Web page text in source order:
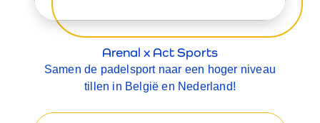
Arenal x Act Sports
Samen de padelsport naar een hoger niveau
tillen in België en Nederland!